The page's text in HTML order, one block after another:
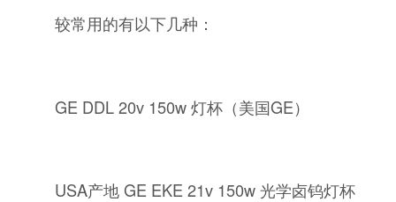
较常用的有以下几种：
GE DDL 20v 150w 灯杯（美国GE）
USA产地 GE EKE 21v 150w 光学卤钨灯杯